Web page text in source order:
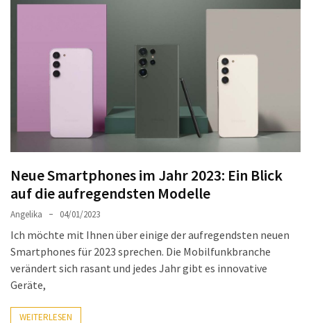
Neue Smartphones im Jahr 2023: Ein Blick
auf die aufregendsten Modelle
Angelika 04/01/2023
Ich möchte mit Ihnen über einige der aufregendsten neuen
Smartphones für 2023 sprechen. Die Mobilfunkbranche
verändert sich rasant und jedes Jahr gibt es innovative
Geräte,
WEITERLESEN